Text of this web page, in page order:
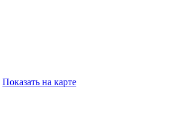
Показать на карте